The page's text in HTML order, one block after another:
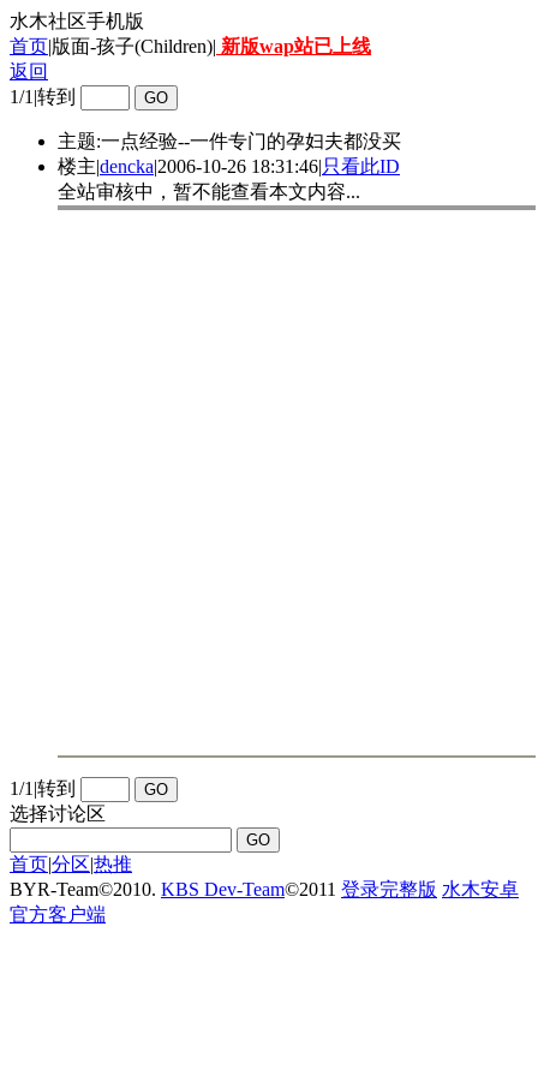
水木社区手机版
首页|版面-孩子(Children)| 新版wap站已上线
返回
1/1 |转到
主题:一点经验--一件专门的孕妇夫都没买
楼主|dencka|2006-10-26 18:31:46|只看此ID
全站审核中，暂不能查看本文内容...
1/1 |转到
选择讨论区
首页|分区|热推
BYR-Team©2010. KBS Dev-Team©2011 登录完整版 水木安卓
官方客户端